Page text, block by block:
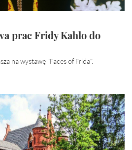
prac Fridy Kahlo do
na wystawę "Faces of Frida".